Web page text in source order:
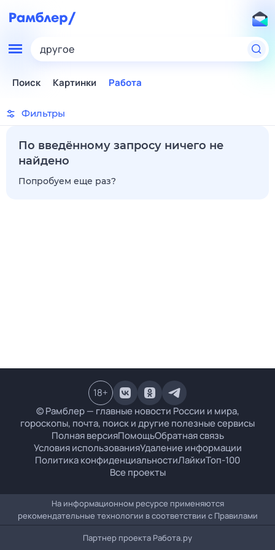
другое
Поиск Картинки Работа
Фильтры
По введённому запросу ничего не
найдено
Попробуем еще раз?
© Рамблер — главные новости России и мира,
гороскопы, почта, поиск и другие полезные сервисы
Полная версияПомощьОбратная связь
Условия использованияУдаление информации
Политика конфиденциальностиЛайкиТоп-100
Все проекты
18+
На информационном ресурсе применяются
рекомендательные технологии в соответствии с Правилами
Партнер проекта Работа.ру